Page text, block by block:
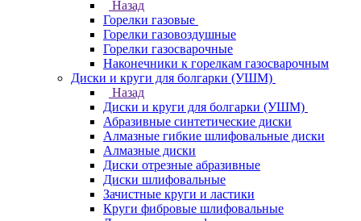
Назад
Горелки газовые
Горелки газовоздушные
Горелки газосварочные
Наконечники к горелкам газосварочным
Диски и круги для болгарки (УШМ)
Назад
Диски и круги для болгарки (УШМ)
Абразивные синтетические диски
Алмазные гибкие шлифовальные диски
Алмазные диски
Диски отрезные абразивные
Диски шлифовальные
Зачистные круги и ластики
Круги фибровые шлифовальные